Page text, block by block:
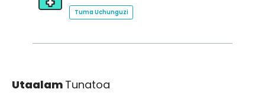
Tuma Uchunguzi
Utaalam Tunatoa